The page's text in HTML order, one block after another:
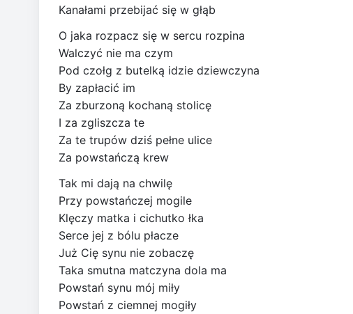
Kanałami przebijać się w głąb
O jaka rozpacz się w sercu rozpina
Walczyć nie ma czym
Pod czołg z butelką idzie dziewczyna
By zapłacić im
Za zburzoną kochaną stolicę
I za zgliszcza te
Za te trupów dziś pełne ulice
Za powstańczą krew
Tak mi dają na chwilę
Przy powstańczej mogile
Klęczy matka i cichutko łka
Serce jej z bólu płacze
Już Cię synu nie zobaczę
Taka smutna matczyna dola ma
Powstań synu mój miły
Powstań z ciemnej mogiły